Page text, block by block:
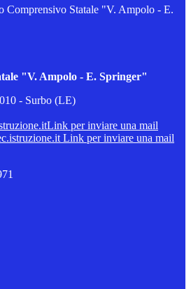
Comprensivo Statale "V. Ampolo - E.
"V. Ampolo - E. Springer"
- Surbo (LE)
Link per inviare una mail
Link per inviare una mail